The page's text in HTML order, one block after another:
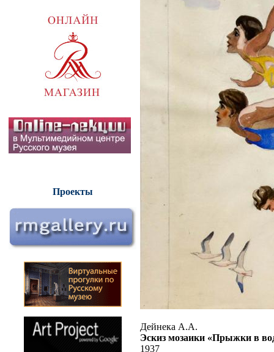
Проекты
Дейнека А.А.
Эскиз мозаики «Прыжки в
1937